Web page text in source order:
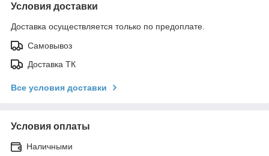
Условия доставки
Доставка осуществляется только по предоплате.
Самовывоз
Доставка ТК
Все условия доставки
Условия оплаты
Наличными